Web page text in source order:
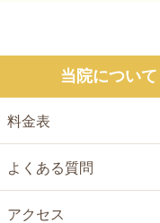
当院について
料金表
よくある質問
アクセス